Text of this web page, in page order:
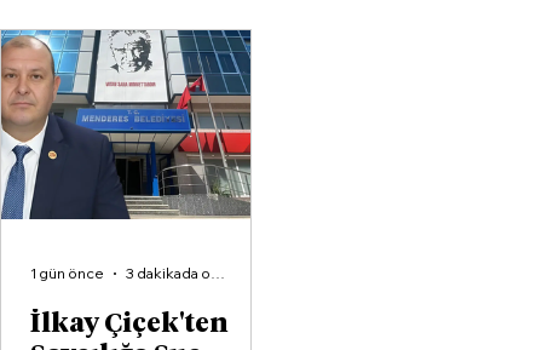
organizasyonlarından
Aliağa KZY Spor Kulübü,
voleybol branşında güçlerini
birleştiren kapsamlı bir iş
birliği protokolüne imza attı.
İlkay Çiçek'ten
1 gün önce 3 dakikada okunur